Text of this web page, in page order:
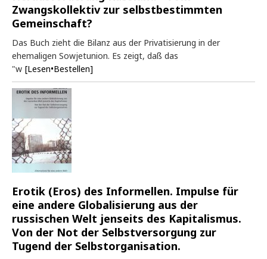
Zwangskollektiv zur selbstbestimmten
Gemeinschaft?
Das Buch zieht die Bilanz aus der Privatisierung in der
ehemaligen Sowjetunion. Es zeigt, daß das
"w [Lesen•Bestellen]
Erotik (Eros) des Informellen. Impulse für
eine andere Globalisierung aus der
russischen Welt jenseits des Kapitalismus.
Von der Not der Selbstversorgung zur
Tugend der Selbstorganisation.